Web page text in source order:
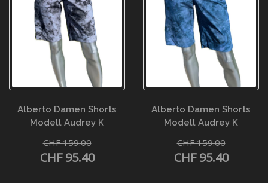
Alberto Damen Shorts
Modell Audrey K
CHF 159.00
CHF 95.40
Alberto Damen Shorts
Modell Audrey K
CHF 159.00
CHF 95.40